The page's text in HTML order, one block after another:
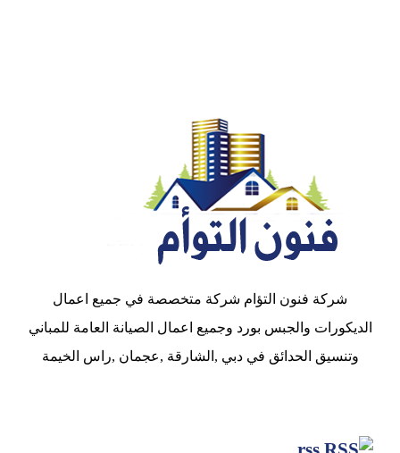
شركة فنون التؤام شركة متخصصة في جميع اعمال
الديكورات والجبس بورد وجميع اعمال الصيانة العامة للمباني
وتنسيق الحدائق في دبي ,الشارقة ,عجمان ,راس الخيمة